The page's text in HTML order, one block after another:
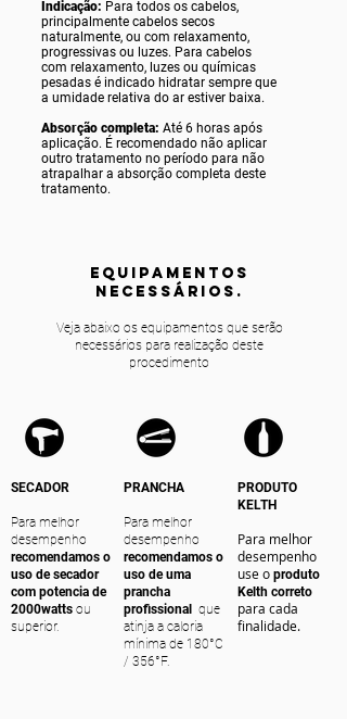
Indicação: Para todos os cabelos,
principalmente cabelos secos
naturalmente, ou com relaxamento,
progressivas ou luzes. Para cabelos
com relaxamento, luzes ou químicas
pesadas é indicado hidratar sempre que
a umidade relativa do ar estiver baixa.
Absorção completa: Até 6 horas após
aplicação. É recomendado não aplicar
outro tratamento no período para não
atrapalhar a absorção completa deste
tratamento.
equipamentos
NECESSÁRIOS.
Veja abaixo os equipamentos que serão
necessários para realização deste
procedimento
SECADOR
Para melhor
desempenho
recomendamos o
uso de secador
com potencia de
2000watts ou
superior.
PRANCHA
Para melhor
desempenho
recomendamos o
uso de uma
prancha
profissional que
atinja a caloria
mínima de 180°C
/ 356°F.
PRODUTO
KELTH
Para melhor
desempenho
use o produto
Kelth correto
para cada
finalidade.